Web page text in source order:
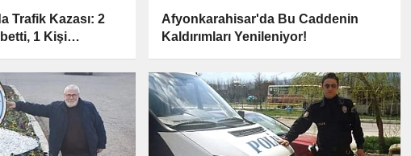
Trafik Kazası: 2
1 Kişi
Afyonkarahisar'da Bu Caddenin
Kaldırımları Yenileniyor!